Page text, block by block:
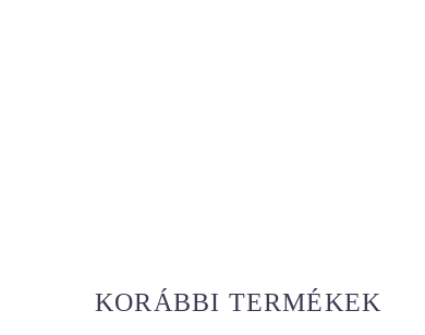
KORÁBBI TERMÉKEK